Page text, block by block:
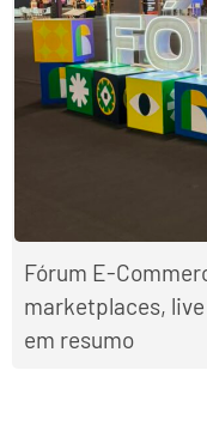
Fórum E-
marketplaces,
em resumo